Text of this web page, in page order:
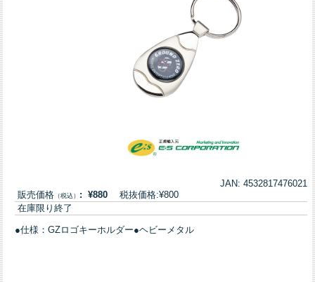
JAN: 4532817476021
販売価格 （税込） : ¥880 税抜価格:¥800
在庫限り終了
●仕様：GZロゴキーホルダー●ヘビーメタル